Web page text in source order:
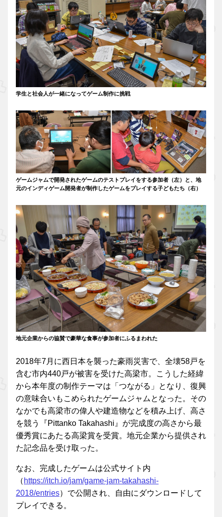
学生と社会人が一緒になってゲーム制作に挑戦
ゲームジャムで開発されたゲームのテストプレイをする参加者（左）と、地
元のインディゲーム開発者が制作したゲームをプレイする子どもたち（右）
地元企業からの協賛で豪華な食事が参加者にふるまわれた
2018年7月に西日本を襲った豪雨災害で、全壊58戸を
含む市内440戸が被害を受けた高梁市。こうした経緯
から本年度の制作テーマは「つながる」となり、復興
の意味合いもこめられたゲームジャムとなった。その
なかでも高梁市の偉人や建造物などを積み上げ、高さ
を競う『Pittanko Takahashi』が完成度の高さから最
優秀賞にあたる高梁賞を受賞。地元企業から提供され
た記念品を受け取った。
なお、完成したゲームは公式サイト内
（ https://itch.io/jam/game-jam-takahashi-
2018/entries）で公開され、自由にダウンロードして
プレイできる。